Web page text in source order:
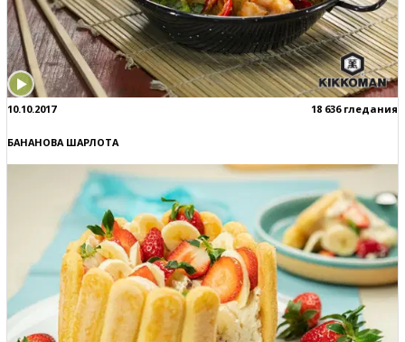
10.10.2017 18 636 гледания
БАНАНОВА ШАРЛОТА